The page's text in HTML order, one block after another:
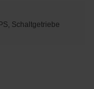
Schaltgetriebe